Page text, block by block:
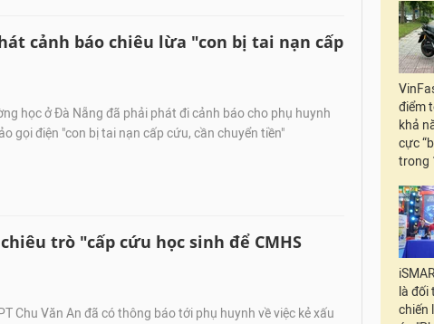
cảnh báo chiêu lừa "con bị tai nạn cấp
học ở Đà Nẵng đã phải phát đi cảnh báo cho phụ huynh
gọi điện "con bị tai nạn cấp cứu, cần chuyển tiền"
trò "cấp cứu học sinh để CMHS
Chu Văn An đã có thông báo tới phụ huynh về việc kẻ xấu
điểm
khả
cực
trong
là đối
chiến